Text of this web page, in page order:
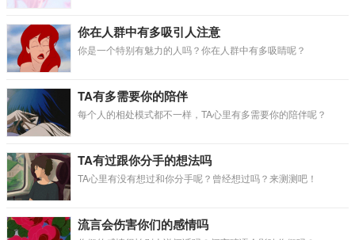
你在人群中有多吸引人注意
你是一个特别有魅力的人吗？你在人群中有多吸睛呢？
TA有多需要你的陪伴
每个人的相处模式都不一样，TA心里有多需要你的陪伴呢？
TA有过跟你分手的想法吗
TA心里有没有想过和你分手呢？曾经想过吗？来测测吧！
流言会伤害你们的感情吗